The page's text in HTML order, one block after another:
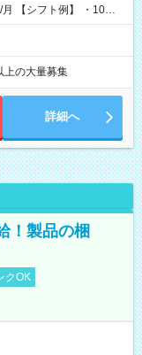
：
上の大量募集
詳細へ
！製品の梱
クOK